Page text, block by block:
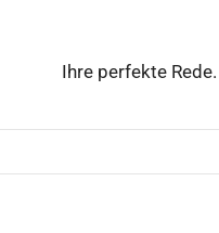
Ihre perfekte Rede.